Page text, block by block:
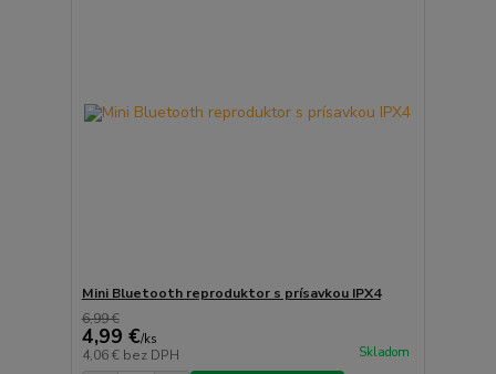
Mini Bluetooth reproduktor s prísavkou IPX4
6,99 €
4,99 €/ks
4,06 € bez DPH Skladom